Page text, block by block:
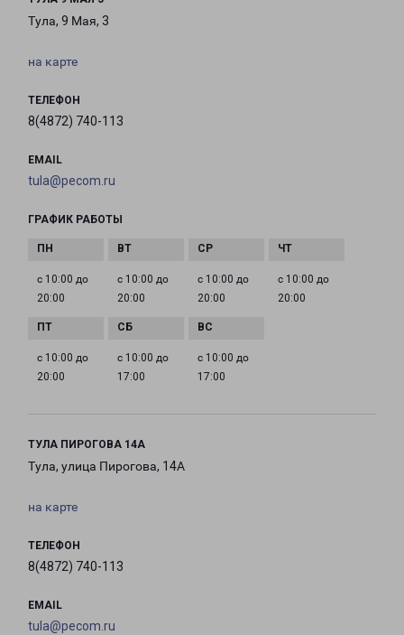
Тула, 9 Мая, 3
на карте
ТЕЛЕФОН
8(4872) 740-113
EMAIL
tula@pecom.ru
ГРАФИК РАБОТЫ
с 10:00 до
20:00
с 10:00 до
20:00
с 10:00 до
20:00
с 10:00 до
20:00
с 10:00 до
20:00
с 10:00 до
17:00
с 10:00 до
17:00
ТУЛА ПИРОГОВА 14А
Тула, улица Пирогова, 14А
на карте
ТЕЛЕФОН
8(4872) 740-113
EMAIL
tula@pecom.ru